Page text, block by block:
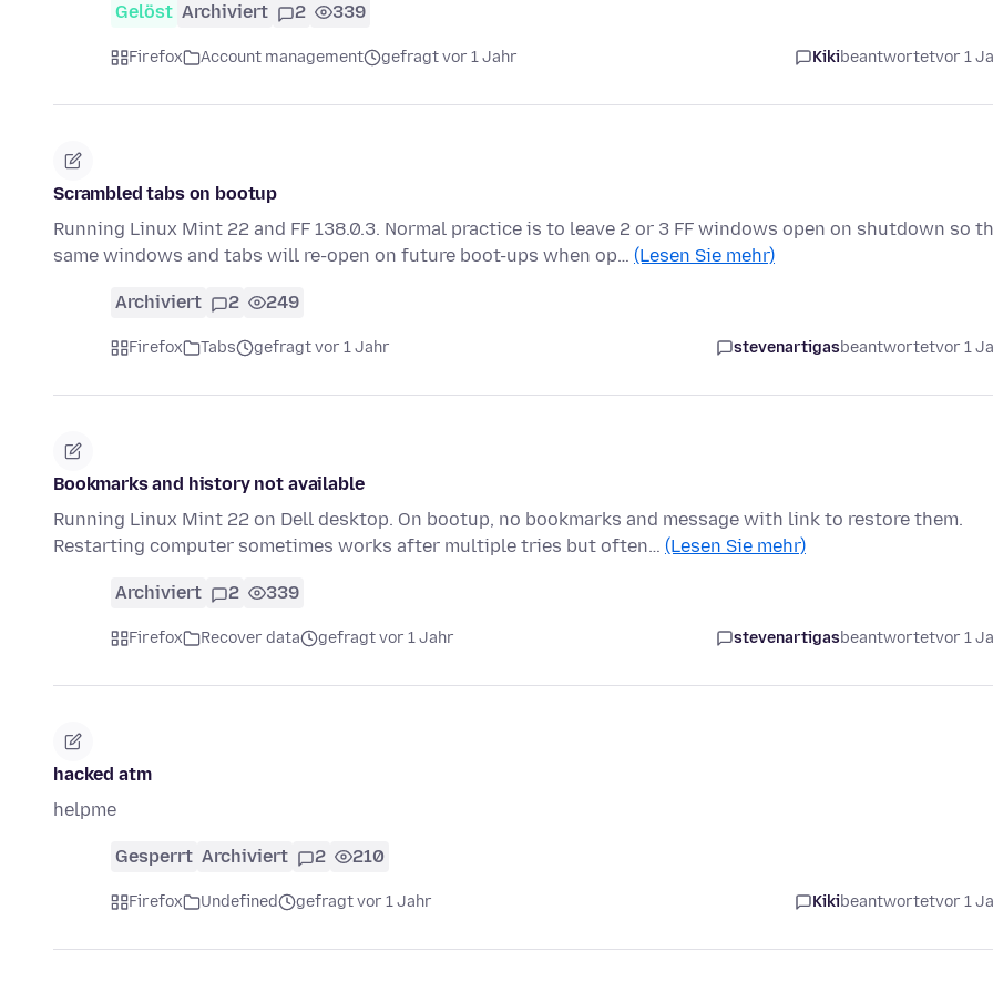
Gelöst Archiviert 2 339
Firefox Account management gefragt vor 1 Jahr Kikibeantwortetvor 1
Scrambled tabs on bootup
Running Linux Mint 22 and FF 138.0.3. Normal practice is to leave 2 or 3 FF windows open on shutdown so
same windows and tabs will re-open on future boot-ups when op… (Lesen Sie mehr)
Archiviert 2 249
Firefox Tabs gefragt vor 1 Jahr stevenartigasbeantwortetvor 1
Bookmarks and history not available
Running Linux Mint 22 on Dell desktop. On bootup, no bookmarks and message with link to restore them.
Restarting computer sometimes works after multiple tries but often… (Lesen Sie mehr)
Archiviert 2 339
Firefox Recover data gefragt vor 1 Jahr stevenartigasbeantwortetvor 1
hacked atm
helpme
Gesperrt Archiviert 2 210
Firefox Undefined gefragt vor 1 Jahr Kikibeantwortetvor 1